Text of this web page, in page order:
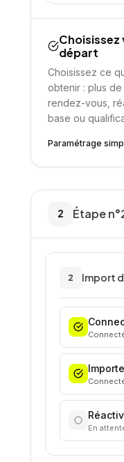
départ
Choisissez ce
obtenir : plus
rendez-vous,
base ou
Paramétrage
2 Étape
2 Import
En